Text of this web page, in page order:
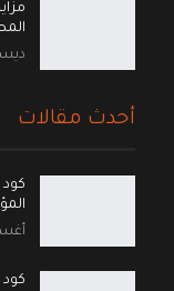
أحدث مقالات